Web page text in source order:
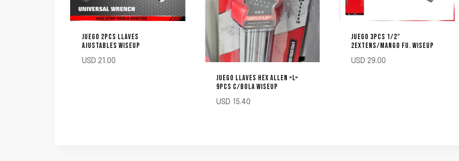
JUEGO 2PCS LLAVES
AJUSTABLES WISEUP
USD 21.00
JUEGO LLAVES HEX ALLEN «L»
9PCS C/BOLA WISEUP
USD 15.40
JUEGO 3PCS 1/2″
2EXTENS/MANGO FU. WISEUP
USD 29.00